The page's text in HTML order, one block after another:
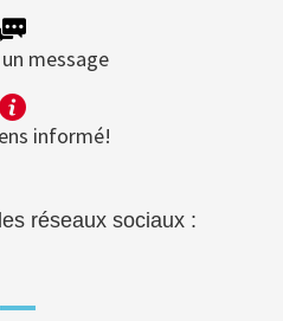
message
informé!
réseaux sociaux :